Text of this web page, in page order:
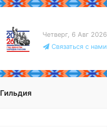
Четверг, 6 Авг 2026
Связаться с нами
Гильдия